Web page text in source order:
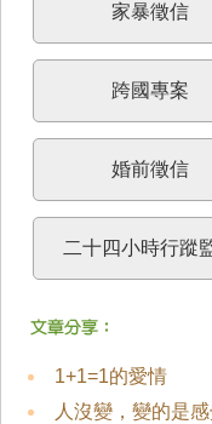
家暴徵信
跨國專案
婚前徵信
二十四小時行蹤
1+1=1的愛情
人沒變，變的是